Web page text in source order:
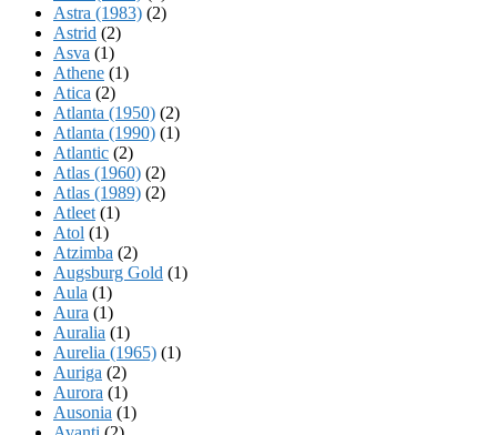
Astra (1983) (2)
Astrid (2)
Asva (1)
Athene (1)
Atica (2)
Atlanta (1950) (2)
Atlanta (1990) (1)
Atlantic (2)
Atlas (1960) (2)
Atlas (1989) (2)
Atleet (1)
Atol (1)
Atzimba (2)
Augsburg Gold (1)
Aula (1)
Aura (1)
Auralia (1)
Aurelia (1965) (1)
Auriga (2)
Aurora (1)
Ausonia (1)